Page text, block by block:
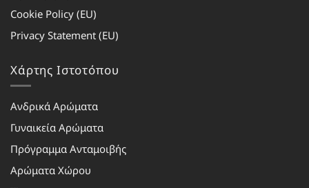
Cookie Policy (EU)
Privacy Statement (EU)
Χάρτης Ιστοτόπου
Ανδρικά Αρώματα
Γυναικεία Αρώματα
Πρόγραμμα Ανταμοιβής
Αρώματα Χώρου